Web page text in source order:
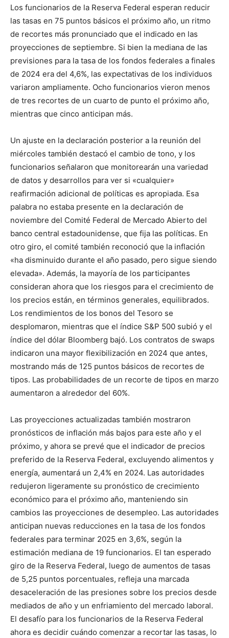
Los funcionarios de la Reserva Federal esperan reducir
las tasas en 75 puntos básicos el próximo año, un ritmo
de recortes más pronunciado que el indicado en las
proyecciones de septiembre. Si bien la mediana de las
previsiones para la tasa de los fondos federales a finales
de 2024 era del 4,6%, las expectativas de los individuos
variaron ampliamente. Ocho funcionarios vieron menos
de tres recortes de un cuarto de punto el próximo año,
mientras que cinco anticipan más.
Un ajuste en la declaración posterior a la reunión del
miércoles también destacó el cambio de tono, y los
funcionarios señalaron que monitorearán una variedad
de datos y desarrollos para ver si «cualquier»
reafirmación adicional de políticas es apropiada. Esa
palabra no estaba presente en la declaración de
noviembre del Comité Federal de Mercado Abierto del
banco central estadounidense, que fija las políticas. En
otro giro, el comité también reconoció que la inflación
«ha disminuido durante el año pasado, pero sigue siendo
elevada». Además, la mayoría de los participantes
consideran ahora que los riesgos para el crecimiento de
los precios están, en términos generales, equilibrados.
Los rendimientos de los bonos del Tesoro se
desplomaron, mientras que el índice S&P 500 subió y el
índice del dólar Bloomberg bajó. Los contratos de swaps
indicaron una mayor flexibilización en 2024 que antes,
mostrando más de 125 puntos básicos de recortes de
tipos. Las probabilidades de un recorte de tipos en marzo
aumentaron a alrededor del 60%.
Las proyecciones actualizadas también mostraron
pronósticos de inflación más bajos para este año y el
próximo, y ahora se prevé que el indicador de precios
preferido de la Reserva Federal, excluyendo alimentos y
energía, aumentará un 2,4% en 2024. Las autoridades
redujeron ligeramente su pronóstico de crecimiento
económico para el próximo año, manteniendo sin
cambios las proyecciones de desempleo. Las autoridades
anticipan nuevas reducciones en la tasa de los fondos
federales para terminar 2025 en 3,6%, según la
estimación mediana de 19 funcionarios. El tan esperado
giro de la Reserva Federal, luego de aumentos de tasas
de 5,25 puntos porcentuales, refleja una marcada
desaceleración de las presiones sobre los precios desde
mediados de año y un enfriamiento del mercado laboral.
El desafío para los funcionarios de la Reserva Federal
ahora es decidir cuándo comenzar a recortar las tasas, lo